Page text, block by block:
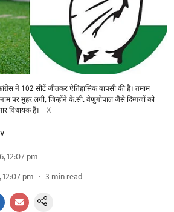
ने 102 सीटें जीतकर ऐतिहासिक वापसी की है। तमाम
पर मुहर लगी, जिन्होंने के.सी. वेणुगोपाल जैसे दिग्गजों को
विधायक हैं।
X
12:07 pm
pm 3 min read